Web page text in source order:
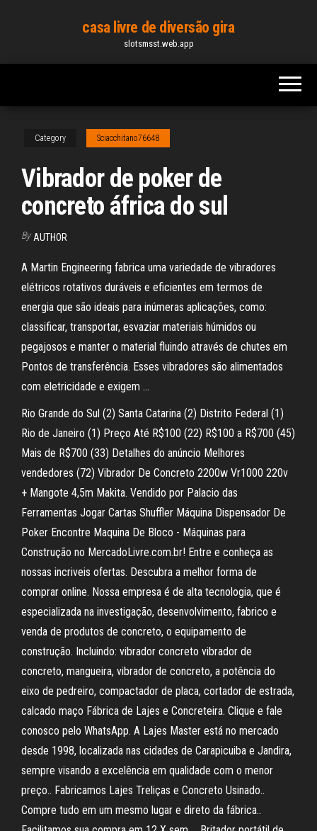
content
casa livre de diversão gira
slotsmsst.web.app
Category Sciacchitano76648
Vibrador de poker de
concreto áfrica do sul
By AUTHOR
A Martin Engineering fabrica uma variedade de vibradores
elétricos rotativos duráveis e eficientes em termos de
energia que são ideais para inúmeras aplicações, como:
classificar, transportar, esvaziar materiais húmidos ou
pegajosos e manter o material fluindo através de chutes em
Pontos de transferência. Esses vibradores são alimentados
com eletricidade e exigem …
Rio Grande do Sul (2) Santa Catarina (2) Distrito Federal (1)
Rio de Janeiro (1) Preço Até R$100 (22) R$100 a R$700 (45)
Mais de R$700 (33) Detalhes do anúncio Melhores
vendedores (72) Vibrador De Concreto 2200w Vr1000 220v
+ Mangote 4,5m Makita. Vendido por Palacio das
Ferramentas Jogar Cartas Shuffler Máquina Dispensador De
Poker Encontre Maquina De Bloco - Máquinas para
Construção no MercadoLivre.com.br! Entre e conheça as
nossas incriveis ofertas. Descubra a melhor forma de
comprar online. Nossa empresa é de alta tecnologia, que é
especializada na investigação, desenvolvimento, fabrico e
venda de produtos de concreto, o equipamento de
construção. Incluindo: vibrador concreto vibrador de
concreto, mangueira, vibrador de concreto, a potência do
eixo de pedreiro, compactador de placa, cortador de estrada,
calcado maço Fábrica de Lajes e Concreteira. Clique e fale
conosco pelo WhatsApp. A Lajes Master está no mercado
desde 1998, localizada nas cidades de Carapicuiba e Jandira,
sempre visando a excelência em qualidade com o menor
preço.. Fabricamos Lajes Treliças e Concreto Usinado..
Compre tudo em um mesmo lugar e direto da fábrica..